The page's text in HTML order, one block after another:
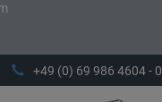
+49 (0) 69 986 4604 - 0